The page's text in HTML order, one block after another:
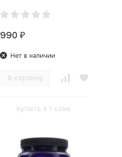
990 ₽
Нет в наличии
В корзину
Купить в 1 клик